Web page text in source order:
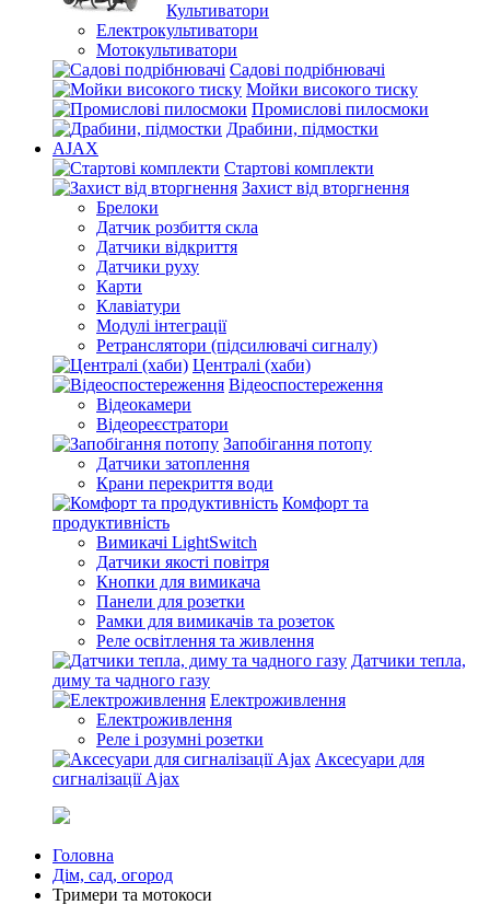
Культиватори
Електрокультиватори
Мотокультиватори
Садові подрібнювачі
Мойки високого тиску
Промислові пилосмоки
Драбини, підмостки
AJAX
Стартові комплекти
Захист від вторгнення
Брелоки
Датчик розбиття скла
Датчики відкриття
Датчики руху
Карти
Клавіатури
Модулі інтеграції
Ретранслятори (підсилювачі сигналу)
Централі (хаби)
Відеоспостереження
Відеокамери
Відеореєстратори
Запобігання потопу
Датчики затоплення
Крани перекриття води
Комфорт та
продуктивність
Вимикачі LightSwitch
Датчики якості повітря
Кнопки для вимикача
Панели для розетки
Рамки для вимикачів та розеток
Реле освітлення та живлення
Датчики тепла,
диму та чадного газу
Електроживлення
Електроживлення
Реле і розумні розетки
Аксесуари для
сигналізації Ajax
Головна
Дім, сад, огород
Тримери та мотокоси